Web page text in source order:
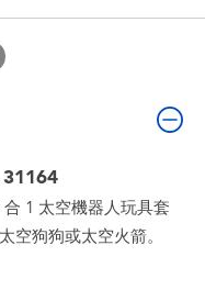
31164
1 太空機器人玩具套
空狗狗或太空火箭。